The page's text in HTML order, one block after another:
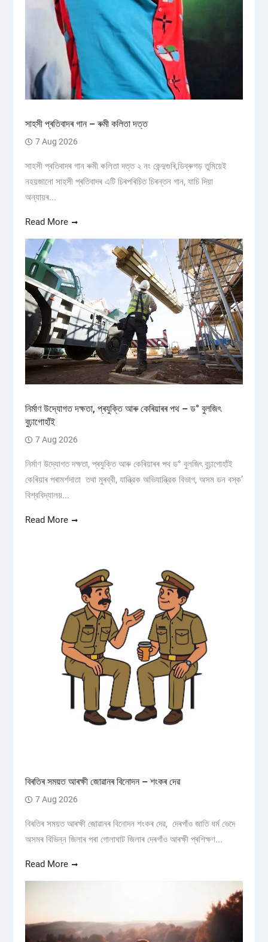
সাহসী প্ৰতিবাদৰ গান – ৰুমী কলিতা দত্ত
7 Aug 2026
সাহসী প্ৰতিবাদৰ গান ৰুমী কলিতা দত্ত ২ নং কেন্দুগুৰি,ডিব্ৰুগড় তুমিয়েই
নহয়জানো সাহসী প্ৰতিবাদৰ এটি চিৰপৰিচিত চিৰন্তন গান, যাচি দিয়া
অন্যায়ৰ...
Read More
নিৰ্মাণ উদ্যোগত দক্ষতা, প্ৰযুক্তি আৰু কেৰিয়াৰৰ পথ – ড° বুলজিৎ
বুঢ়াগোহাঁই
7 Aug 2026
নিৰ্মাণ উদ্যোগত দক্ষতা, প্ৰযুক্তি আৰু কেৰিয়াৰৰ পথ ড° বুলজিৎ বুঢ়াগোহাঁই
কেৰিয়াৰ পৰামৰ্শদাতা তথা মুৰব্বী, যান্ত্রিক অভিযান্ত্রিক বিভাগ, অসম ডন বস্ক’
বিশ্ববিদ্যালয়...
Read More
বিৰতিৰ সময়ত আৰক্ষী জোৱানৰ বিনোদন – শংকৰ দেৱ
7 Aug 2026
বিৰতিৰ সময়ত আৰক্ষী জোৱানৰ বিনোদন শংকৰ দেৱ, দেৰগাঁও জাতি ধৰ্ম ভেদে
অসমৰ বিভিন্ন জিলাৰ পৰা গোলাঘাট জিলাৰ দেৰগাঁও আৰক্ষী প্ৰশিক্ষণ...
Read More